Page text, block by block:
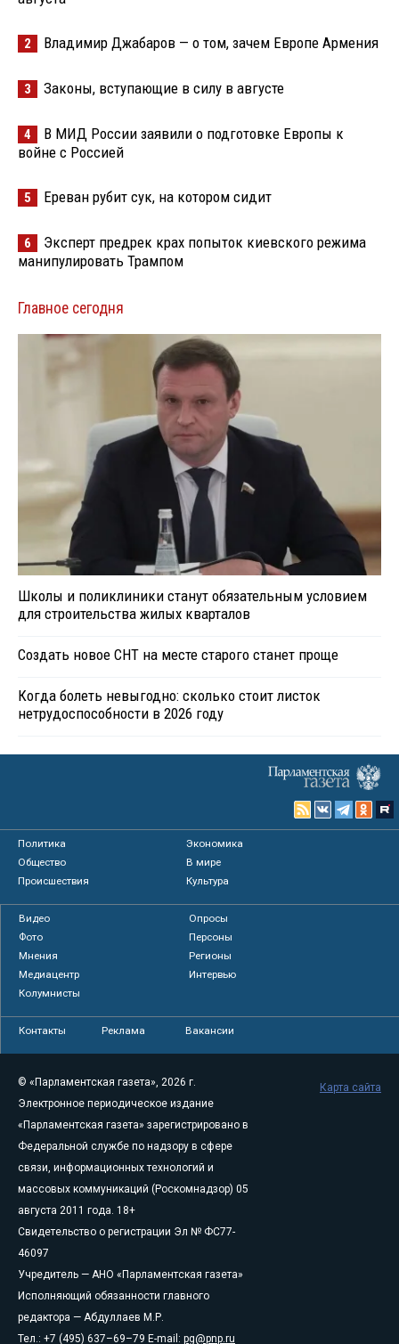
2 Владимир Джабаров — о том, зачем Европе Армения
3 Законы, вступающие в силу в августе
4
В МИД России заявили о подготовке Европы к
войне с Россией
5 Ереван рубит сук, на котором сидит
6
Эксперт предрек крах попыток киевского режима
манипулировать Трампом
Главное сегодня
Школы и поликлиники станут обязательным условием
для строительства жилых кварталов
Создать новое СНТ на месте старого станет проще
Когда болеть невыгодно: сколько стоит листок
нетрудоспособности в 2026 году
Политика
Экономика
Общество
В мире
Происшествия
Культура
Видео
Опросы
Фото
Персоны
Мнения
Регионы
Медиацентр
Интервью
Колумнисты
Контакты Реклама Вакансии
© «Парламентская газета», 2026 г.
Электронное периодическое издание
«Парламентская газета» зарегистрировано в
Федеральной службе по надзору в сфере
связи, информационных технологий и
массовых коммуникаций (Роскомнадзор) 05
августа 2011 года. 18+
Свидетельство о регистрации Эл № ФС77-
46097
Учредитель — АНО «Парламентская газета»
Исполняющий обязанности главного
редактора — Абдуллаев М.Р.
Тел.: +7 (495) 637–69–79 E-mail: pg@pnp.ru
Карта сайта